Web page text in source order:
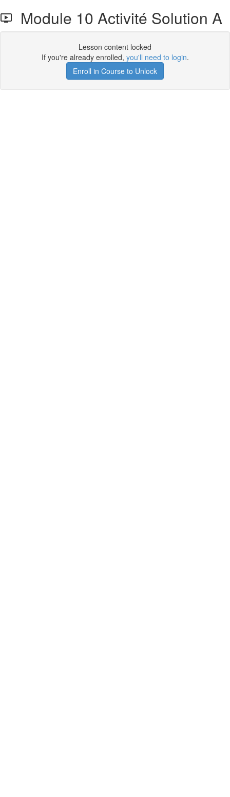
Module 10 Activité Solution A
Lesson content locked
If you're already enrolled, you'll need to login.
Enroll in Course to Unlock